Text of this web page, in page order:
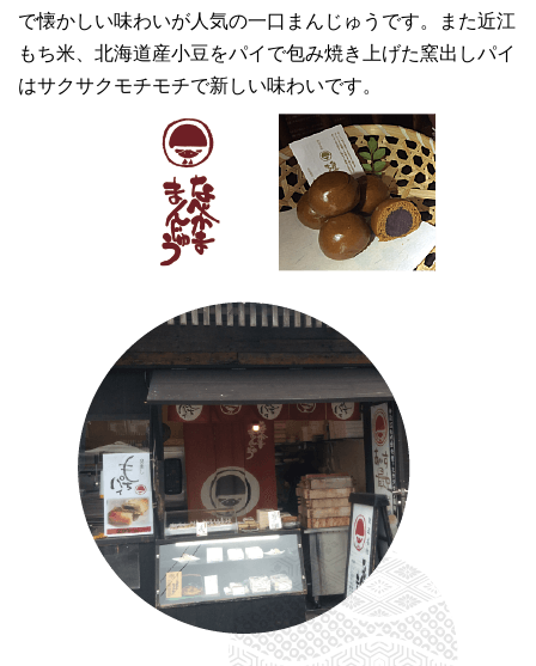
で懐かしい味わいが人気の一口まんじゅうです。また近江
もち米、北海道産小豆をパイで包み焼き上げた窯出しパイ
はサクサクモチモチで新しい味わいです。